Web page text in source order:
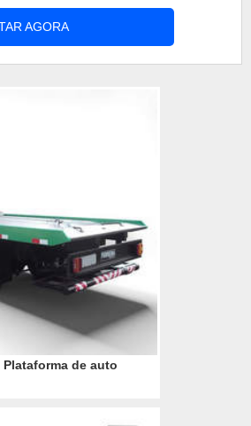
das plataformas
da plataforma asa delta
e facilitar o trabalho de
AGORA
de auto